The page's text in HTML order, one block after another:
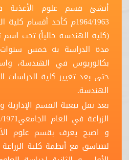
أنشئ قسم علوم الأغذية
1964/1963م كأحد أقسام
(كلية الهندسة حالياً) تحت اسم
مدة الدراسة به خمس
بكالوريوس في الهندسة،
حتى بعد تغيير كلية الدراسات
الهندسة.
بعد نقل تبعية القسم الإدارية
و اصبح يعرف بقسم علوم
لتتناسق مع أنظمة كلية